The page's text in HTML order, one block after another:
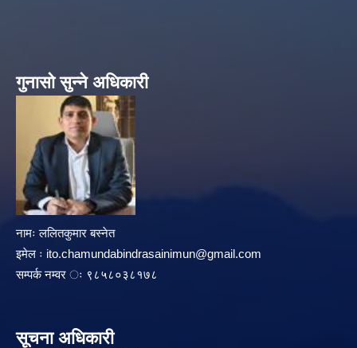
गुनासो सुन्ने अधिकारी
नामः ललितकुमार बस्नेत
इमेल ः ito.chamundabindrasainimun@gmail.com
सम्पर्क नम्वर ः ९८५८०३८१७८
सूचना अधिकारी